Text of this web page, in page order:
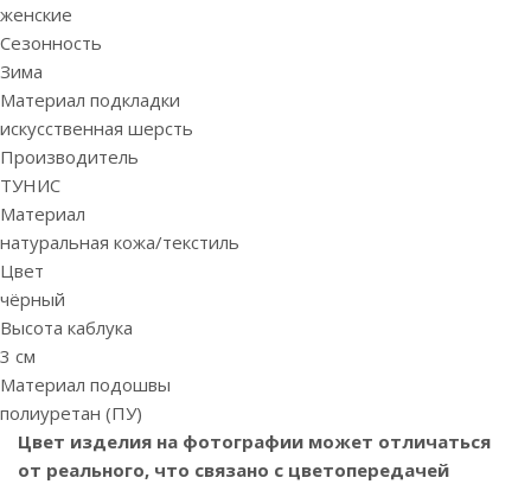
женские
Сезонность
Зима
Материал подкладки
искусственная шерсть
Производитель
ТУНИС
Материал
натуральная кожа/текстиль
Цвет
чёрный
Высота каблука
3 см
Материал подошвы
полиуретан (ПУ)
Цвет изделия на фотографии может отличаться
от реального, что связано с цветопередачей